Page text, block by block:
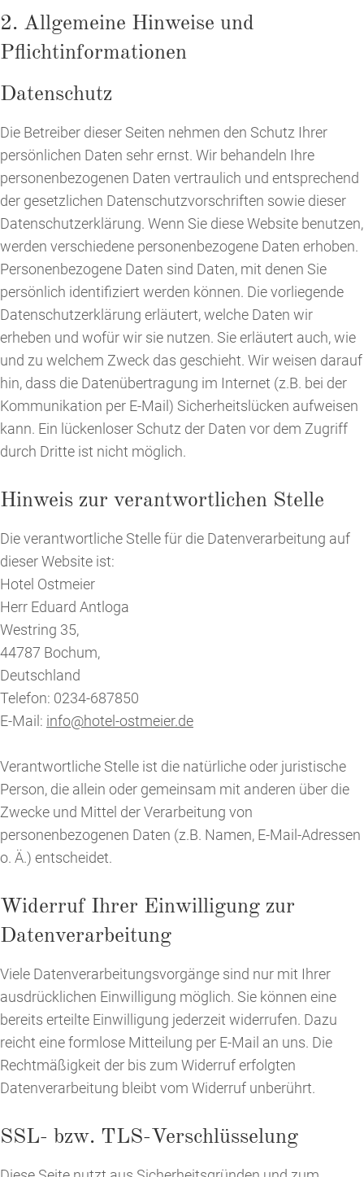
2. Allgemeine Hinweise und
Pflichtinformationen
Datenschutz
Die Betreiber dieser Seiten nehmen den Schutz Ihrer
persönlichen Daten sehr ernst. Wir behandeln Ihre
personenbezogenen Daten vertraulich und entsprechend
der gesetzlichen Datenschutzvorschriften sowie dieser
Datenschutzerklärung. Wenn Sie diese Website benutzen,
werden verschiedene personenbezogene Daten erhoben.
Personenbezogene Daten sind Daten, mit denen Sie
persönlich identifiziert werden können. Die vorliegende
Datenschutzerklärung erläutert, welche Daten wir
erheben und wofür wir sie nutzen. Sie erläutert auch, wie
und zu welchem Zweck das geschieht. Wir weisen darauf
hin, dass die Datenübertragung im Internet (z.B. bei der
Kommunikation per E-Mail) Sicherheitslücken aufweisen
kann. Ein lückenloser Schutz der Daten vor dem Zugriff
durch Dritte ist nicht möglich.
Hinweis zur verantwortlichen Stelle
Die verantwortliche Stelle für die Datenverarbeitung auf
dieser Website ist:
Hotel Ostmeier
Herr Eduard Antloga
Westring 35,
44787 Bochum,
Deutschland
Telefon: 0234-687850
E-Mail: info@hotel-ostmeier.de
Verantwortliche Stelle ist die natürliche oder juristische
Person, die allein oder gemeinsam mit anderen über die
Zwecke und Mittel der Verarbeitung von
personenbezogenen Daten (z.B. Namen, E-Mail-Adressen
o. Ä.) entscheidet.
Widerruf Ihrer Einwilligung zur
Datenverarbeitung
Viele Datenverarbeitungsvorgänge sind nur mit Ihrer
ausdrücklichen Einwilligung möglich. Sie können eine
bereits erteilte Einwilligung jederzeit widerrufen. Dazu
reicht eine formlose Mitteilung per E-Mail an uns. Die
Rechtmäßigkeit der bis zum Widerruf erfolgten
Datenverarbeitung bleibt vom Widerruf unberührt.
SSL- bzw. TLS-Verschlüsselung